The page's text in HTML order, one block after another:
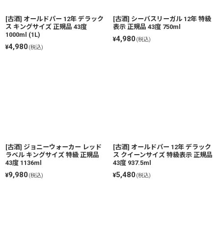
[古酒] オールドパー 12年 デラック
ス キングサイズ 正規品 43度
1000ml (1L)
¥4,980(税込)
[古酒] シーバスリーガル 12年 特級
表示 正規品 43度 750ml
¥4,980(税込)
[古酒] ジョニーウォーカー レッド
ラベル キングサイズ 特級 正規品
43度 1136ml
¥9,980(税込)
[古酒] オールドパー 12年 デラック
ス クイーンサイズ 特級表示 正規品
43度 937.5ml
¥5,480(税込)